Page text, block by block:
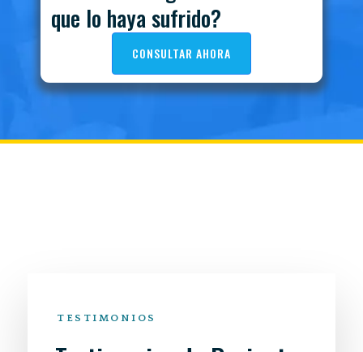
que lo haya sufrido?
CONSULTAR AHORA
TESTIMONIOS